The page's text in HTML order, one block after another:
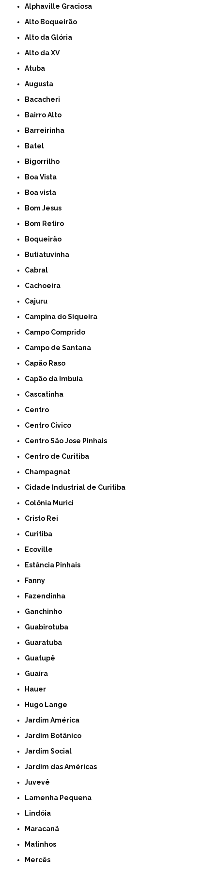
Alphaville Graciosa
Alto Boqueirão
Alto da Glória
Alto da XV
Atuba
Augusta
Bacacheri
Bairro Alto
Barreirinha
Batel
Bigorrilho
Boa Vista
Boa vista
Bom Jesus
Bom Retiro
Boqueirão
Butiatuvinha
Cabral
Cachoeira
Cajuru
Campina do Siqueira
Campo Comprido
Campo de Santana
Capão Raso
Capão da Imbuia
Cascatinha
Centro
Centro Cívico
Centro São Jose Pinhais
Centro de Curitiba
Champagnat
Cidade Industrial de Curitiba
Colônia Murici
Cristo Rei
Curitiba
Ecoville
Estância Pinhais
Fanny
Fazendinha
Ganchinho
Guabirotuba
Guaratuba
Guatupê
Guaíra
Hauer
Hugo Lange
Jardim América
Jardim Botânico
Jardim Social
Jardim das Américas
Juvevê
Lamenha Pequena
Lindóia
Maracanã
Matinhos
Mercês